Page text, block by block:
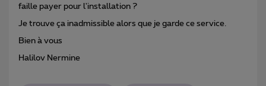
faille payer pour l'installation ?
Je trouve ça inadmissible alors que je garde ce service.
Bien à vous
Halilov Nermine